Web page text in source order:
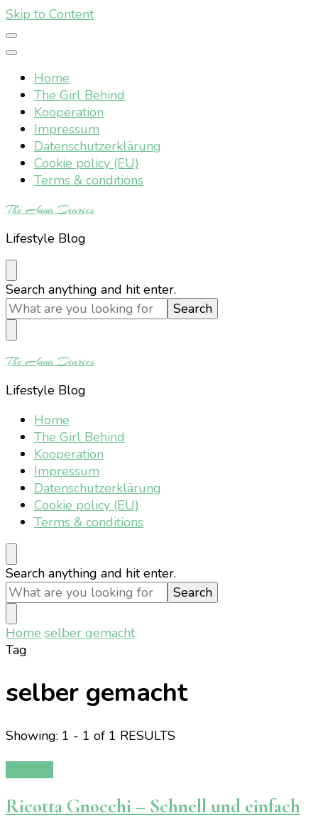
Skip to Content
Home
The Girl Behind
Kooperation
Impressum
Datenschutzerklärung
Cookie policy (EU)
Terms & conditions
The Anna Diaries
Lifestyle Blog
Looking
for
Something?
Search anything and hit enter.
The Anna Diaries
Lifestyle Blog
Home
The Girl Behind
Kooperation
Impressum
Datenschutzerklärung
Cookie policy (EU)
Terms & conditions
Looking
for
Something?
Search anything and hit enter.
Home selber gemacht
Tag
selber gemacht
Showing: 1 - 1 of 1 RESULTS
Ricotta Gnocchi – Schnell und einfach